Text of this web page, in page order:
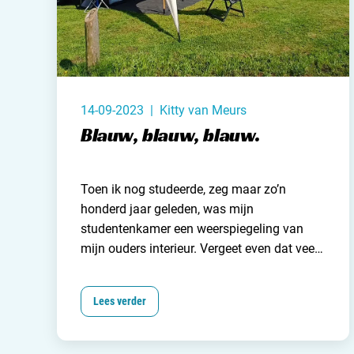
een dweiltje over de vloer halen.
14-09-2023 | Kitty van Meurs
Blauw, blauw, blauw.
Toen ik nog studeerde, zeg maar zo’n
honderd jaar geleden, was mijn
studentenkamer een weerspiegeling van
mijn ouders interieur. Vergeet even dat veel
hun kennissen vandaan kwamen maar de
kleurstelling was bruin met beige.
Lees verder